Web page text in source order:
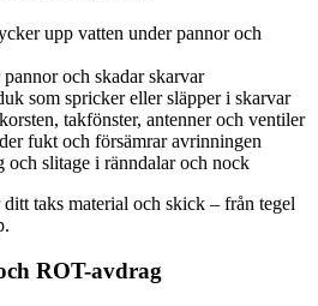
upp vatten under pannor och
och skadar skarvar
som spricker eller släpper i skarvar
takfönster, antenner och ventiler
fukt och försämrar avrinningen
och slitage i ränndalar och nock
taks material och skick – från tegel
ROT-avdrag